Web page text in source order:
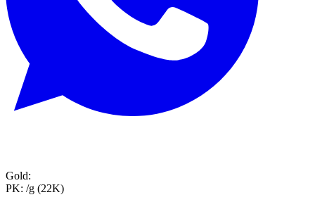
Gold:
PK: /g (22K)